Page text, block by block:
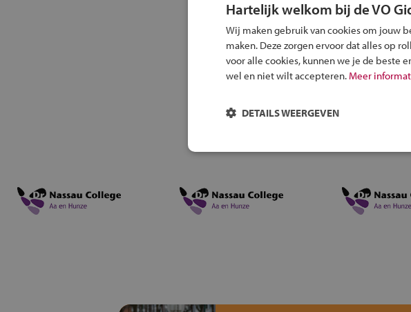
Hartelijk welkom bij de VO
Wij maken gebruik van cookies om jouw
maken. Deze zorgen ervoor dat alles op
voor alle cookies, kunnen we je de beste
wel en niet wilt accepteren. Meer
DETAILS WEERGEVEN